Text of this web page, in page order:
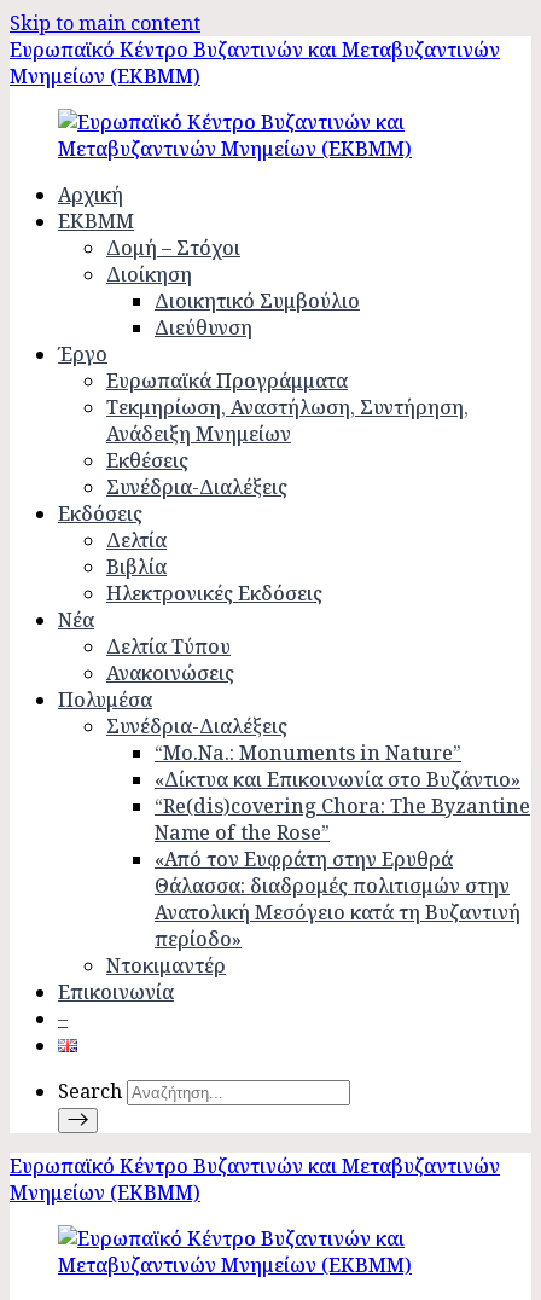
Skip to main content
Ευρωπαϊκό Κέντρο Βυζαντινών και Μεταβυζαντινών
Μνημείων (ΕΚΒΜΜ)
Αρχική
ΕΚΒΜΜ
Δομή – Στόχοι
Διοίκηση
Διοικητικό Συμβούλιο
Διεύθυνση
Έργο
Ευρωπαϊκά Προγράμματα
Τεκμηρίωση, Αναστήλωση, Συντήρηση,
Ανάδειξη Μνημείων
Εκθέσεις
Συνέδρια-Διαλέξεις
Εκδόσεις
Δελτία
Βιβλία
Ηλεκτρονικές Εκδόσεις
Νέα
Δελτία Τύπου
Ανακοινώσεις
Πολυμέσα
Συνέδρια-Διαλέξεις
“Mo.Na.: Monuments in Nature”
«Δίκτυα και Επικοινωνία στο Βυζάντιο»
“Re(dis)covering Chora: The Byzantine
Name of the Rose”
«Από τον Ευφράτη στην Ερυθρά
Θάλασσα: διαδρομές πολιτισμών στην
Ανατολική Μεσόγειο κατά τη Βυζαντινή
περίοδο»
Ντοκιμαντέρ
Επικοινωνία
–
Search
Ευρωπαϊκό Κέντρο Βυζαντινών και Μεταβυζαντινών
Μνημείων (ΕΚΒΜΜ)